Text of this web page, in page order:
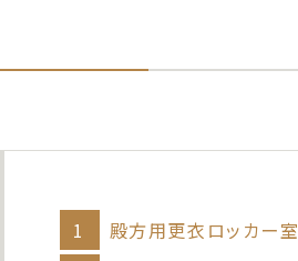
1
殿⽅⽤更⾐ロッカー室